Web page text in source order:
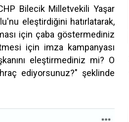
Bilecik Milletvekili Yaşar
eleştirdiğini hatırlatarak,
için çaba göstermediniz
için imza kampanyası
eleştirmediniz mi? O
ediyorsunuz?" şeklinde